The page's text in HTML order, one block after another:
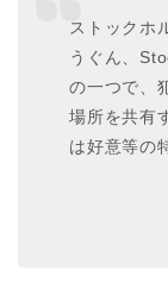
ストックホ
うぐん、
の一つで、
場所を共有
は好意等の